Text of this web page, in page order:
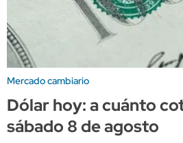
Mercado cambiario
Dólar hoy: a cuánto
sábado 8 de agosto